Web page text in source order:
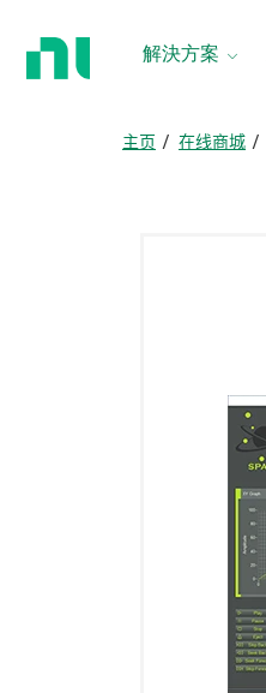
解決方案
主页 在线商城